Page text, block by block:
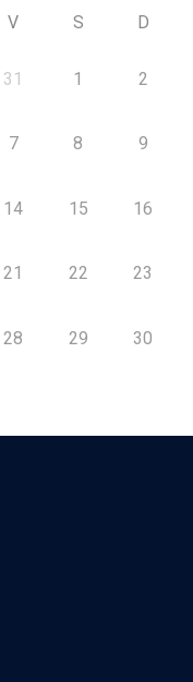
V S D
31 1 2
7 8 9
14 15 16
21 22 23
28 29 30